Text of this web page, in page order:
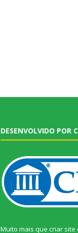
DESENVOLVIDO POR
Muito mais que criar site